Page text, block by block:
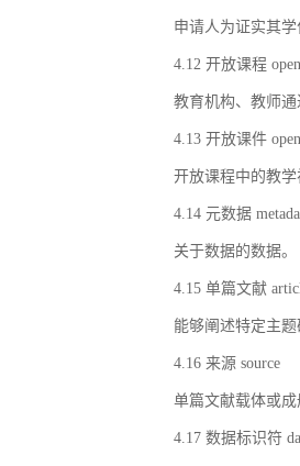
申请人为证实其
4.12 开放课程
教育机构、教师
4.13 开放课件
开放课程中的教
4.14 元数据
关于数据的数据。
4.15 单篇文献
能够阐述特定主
4.16 来源 source
单篇文献载体或
4.17 数据标识符